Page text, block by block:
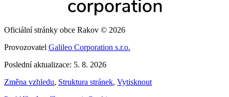
Oficiální stránky obce Rakov © 2026
Provozovatel Galileo Corporation s.r.o.
Poslední aktualizace: 5. 8. 2026
Změna vzhledu, Struktura stránek, Vytisknout